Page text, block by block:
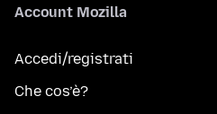
Account Mozilla
Accedi/registrati
Che cos’è?